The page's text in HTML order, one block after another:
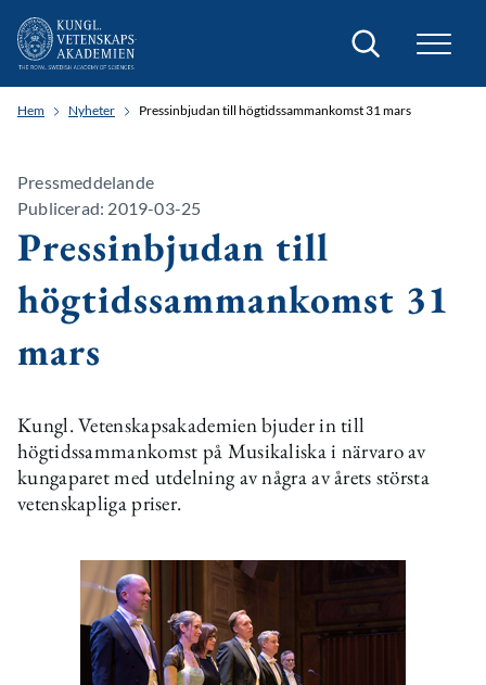
Sök
Hem Nyheter Pressinbjudan till högtidssammankomst 31 mars
Pressmeddelande
Publicerad: 2019-03-25
Pressinbjudan till
högtidssammankomst 31
mars
Kungl. Vetenskapsakademien bjuder in till
högtidssammankomst på Musikaliska i närvaro av
kungaparet med utdelning av några av årets största
vetenskapliga priser.